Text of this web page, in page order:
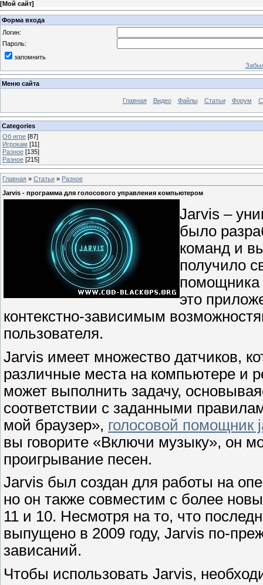
[Мой сайт]
Форма входа
Логин:
Пароль:
запомнить
Меню сайта
Главная Видео Файлы Статьи Форум
Categories
Об игре [87]
Игрокам [11]
Разное [135]
Разное [215]
Главная » Статьи » Разное
Jarvis - программа для голосового управления компьютером
Jarvis –
было
команд и
получило
помощника
это
контекстно-зависимым
пользователя.
Jarvis имеет множество датчиков,
различные места на компьютере и
может выполнить задачу,
соответствии с заданными
мой браузер», голосовой помощник
вы говорите «Включи музыку», он
проигрывание песен.
Jarvis был создан для работы на
но он также совместим с более
11 и 10. Несмотря на то, что
выпущено в 2009 году, Jarvis по-
зависаний.
Чтобы использовать Jarvis,